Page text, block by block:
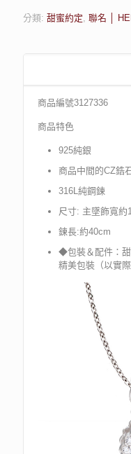
分類: 甜蜜約定 聯名 │
商品編號3127336
商品特色
925純銀
商品中間的CZ鋯
316L純鋼鍊
尺寸: 主墜飾寬約
鍊長:約40cm
◆包裝＆配件：
精美包裝（以實